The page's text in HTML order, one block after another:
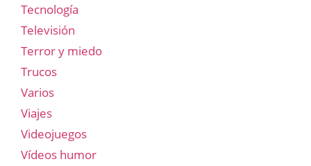
Tecnología
Televisión
Terror y miedo
Trucos
Varios
Viajes
Videojuegos
Vídeos humor